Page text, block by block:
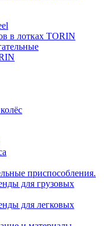
в лотках TORIN
приспособления.
для грузовых
для легковых